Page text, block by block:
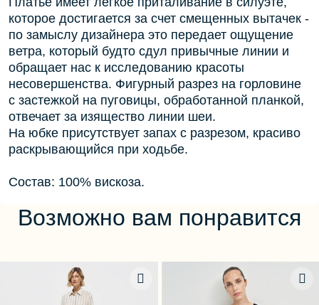
которое достигается за счет смещенных вытачек -
по замыслу дизайнера это передает ощущение
ветра, который будто сдул привычные линии и
обращает нас к исследованию красоты
несовершенства. Фигурный разрез на горловине
с застежкой на пуговицы, обработанной планкой,
отвечает за изящество линии шеи.
На юбке присутствует запах с разрезом, красиво
раскрывающийся при ходьбе.
Состав: 100% вискоза.
Возможно вам понравится